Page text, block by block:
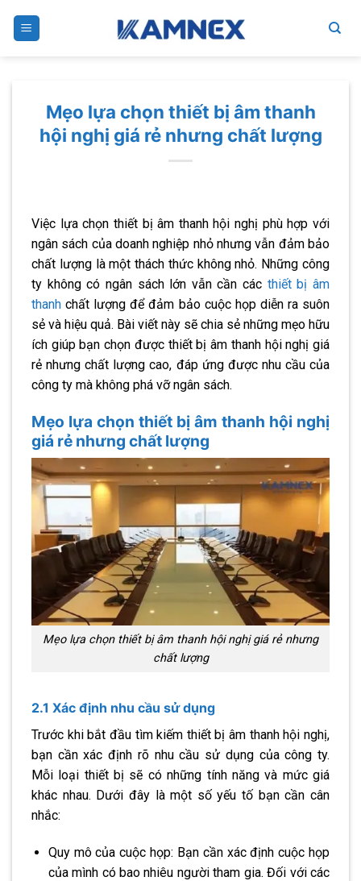
Mẹo lựa chọn thiết bị âm thanh
hội nghị giá rẻ nhưng chất lượng
Việc lựa chọn thiết bị âm thanh hội nghị phù hợp với
ngân sách của doanh nghiệp nhỏ nhưng vẫn đảm bảo
chất lượng là một thách thức không nhỏ. Những công
ty không có ngân sách lớn vẫn cần các thiết bị âm
thanh chất lượng để đảm bảo cuộc họp diễn ra suôn
sẻ và hiệu quả. Bài viết này sẽ chia sẻ những mẹo hữu
ích giúp bạn chọn được thiết bị âm thanh hội nghị giá
rẻ nhưng chất lượng cao, đáp ứng được nhu cầu của
công ty mà không phá vỡ ngân sách.
Mẹo lựa chọn thiết bị âm thanh hội nghị
giá rẻ nhưng chất lượng
Mẹo lựa chọn thiết bị âm thanh hội nghị giá rẻ nhưng
chất lượng
2.1 Xác định nhu cầu sử dụng
Trước khi bắt đầu tìm kiếm thiết bị âm thanh hội nghị,
bạn cần xác định rõ nhu cầu sử dụng của công ty.
Mỗi loại thiết bị sẽ có những tính năng và mức giá
khác nhau. Dưới đây là một số yếu tố bạn cần cân
nhắc:
Quy mô của cuộc họp: Bạn cần xác định cuộc họp
của mình có bao nhiêu người tham gia. Đối với các